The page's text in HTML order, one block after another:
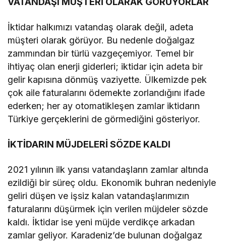
İktidar halkımızı vatandaş olarak değil, adeta
müşteri olarak görüyor. Bu nedenle doğalgaz
zammından bir türlü vazgeçemiyor. Temel bir
ihtiyaç olan enerji giderleri; iktidar için adeta bir
gelir kapısına dönmüş vaziyette. Ülkemizde pek
çok aile faturalarını ödemekte zorlandığını ifade
ederken; her ay otomatikleşen zamlar iktidarın
Türkiye gerçeklerini de görmediğini gösteriyor.
İKTİDARIN MÜJDELERİ SÖZDE KALDI
2021 yılının ilk yarısı vatandaşların zamlar altında
ezildiği bir süreç oldu. Ekonomik buhran nedeniyle
geliri düşen ve işsiz kalan vatandaşlarımızın
faturalarını düşürmek için verilen müjdeler sözde
kaldı. İktidar ise yeni müjde verdikçe arkadan
zamlar geliyor. Karadeniz’de bulunan doğalgaz